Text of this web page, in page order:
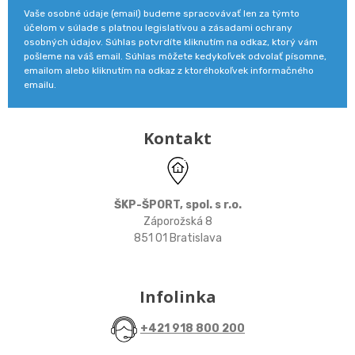
Vaše osobné údaje (email) budeme spracovávať len za týmto
účelom v súlade s platnou legislatívou a zásadami ochrany
osobných údajov. Súhlas potvrdíte kliknutím na odkaz, ktorý vám
pošleme na váš email. Súhlas môžete kedykoľvek odvolať písomne,
emailom alebo kliknutím na odkaz z ktoréhokoľvek informačného
emailu.
Kontakt
ŠKP-ŠPORT, spol. s r.o.
Záporožská 8
851 01 Bratislava
Infolinka
+421 918 800 200